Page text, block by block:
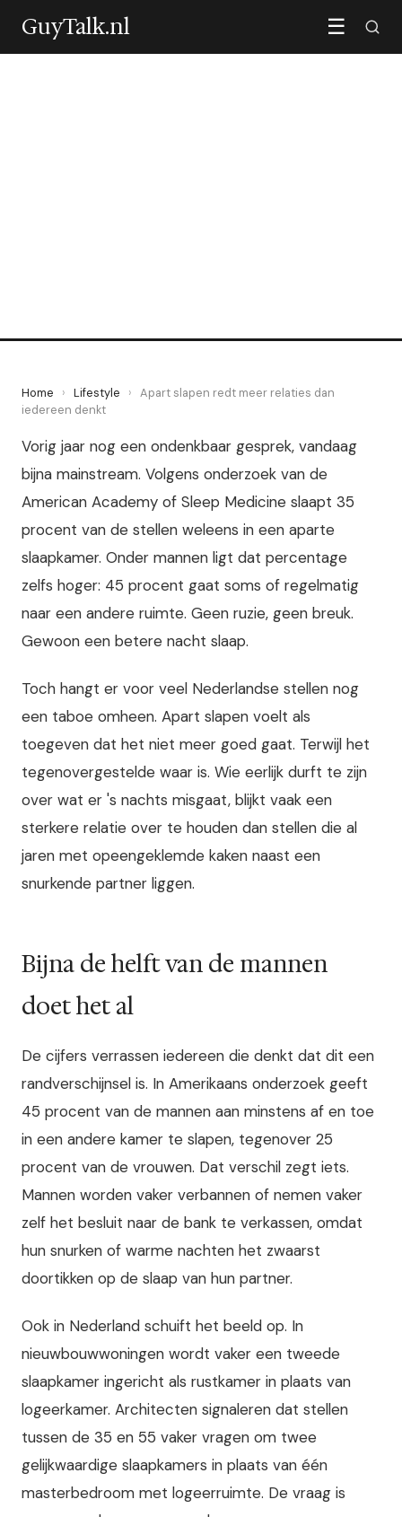
GuyTalk.nl ☰
Home › Lifestyle › Apart slapen redt meer relaties dan
iedereen denkt
Vorig jaar nog een ondenkbaar gesprek, vandaag
bijna mainstream. Volgens onderzoek van de
American Academy of Sleep Medicine slaapt 35
procent van de stellen weleens in een aparte
slaapkamer. Onder mannen ligt dat percentage
zelfs hoger: 45 procent gaat soms of regelmatig
naar een andere ruimte. Geen ruzie, geen breuk.
Gewoon een betere nacht slaap.
Toch hangt er voor veel Nederlandse stellen nog
een taboe omheen. Apart slapen voelt als
toegeven dat het niet meer goed gaat. Terwijl het
tegenovergestelde waar is. Wie eerlijk durft te zijn
over wat er 's nachts misgaat, blijkt vaak een
sterkere relatie over te houden dan stellen die al
jaren met opeengeklemde kaken naast een
snurkende partner liggen.
Bijna de helft van de mannen
doet het al
De cijfers verrassen iedereen die denkt dat dit een
randverschijnsel is. In Amerikaans onderzoek geeft
45 procent van de mannen aan minstens af en toe
in een andere kamer te slapen, tegenover 25
procent van de vrouwen. Dat verschil zegt iets.
Mannen worden vaker verbannen of nemen vaker
zelf het besluit naar de bank te verkassen, omdat
hun snurken of warme nachten het zwaarst
doortikken op de slaap van hun partner.
Ook in Nederland schuift het beeld op. In
nieuwbouwwoningen wordt vaker een tweede
slaapkamer ingericht als rustkamer in plaats van
logeerkamer. Architecten signaleren dat stellen
tussen de 35 en 55 vaker vragen om twee
gelijkwaardige slaapkamers in plaats van één
masterbedroom met logeerruimte. De vraag is